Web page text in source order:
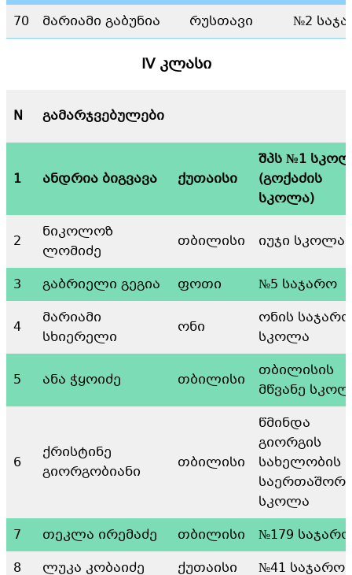
70 მარიამი გაბუნია რუსთავი №2
IV კლასი
N გამარჯვებულები
1 ანდრია ბიგვავა ქუთაისი
შპს №1
(გოქაძის
სკოლა)
2
ნიკოლოზ
ლომიძე
თბილისი იუჯი სკოლა
3 გაბრიელი გეგია ფოთი №5 საჯარო
4
მარიამი
სხიერელი
ონი
ონის საჯარო
სკოლა
5 ანა ჭყოიძე თბილისი
თბილისის
მწვანე
6
ქრისტინე
გიორგობიანი
თბილისი
წმინდა
გიორგის
სახელობის
სკოლა
7
თეკლა ირემაძე თბილისი
№179 საჯარო
8
ლუკა კობაიძე ქუთაისი
№41 საჯარო